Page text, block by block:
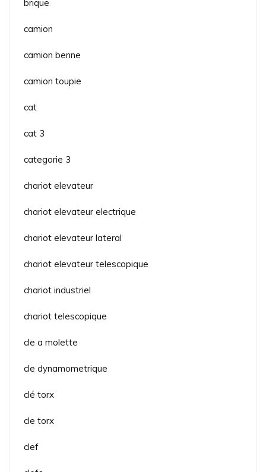
brique
camion
camion benne
camion toupie
cat
cat 3
categorie 3
chariot elevateur
chariot elevateur electrique
chariot elevateur lateral
chariot elevateur telescopique
chariot industriel
chariot telescopique
cle a molette
cle dynamometrique
clé torx
cle torx
clef